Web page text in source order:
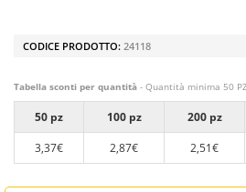
CODICE PRODOTTO: 24118
Tabella sconti per quantità - Quantità minima 50
50 pz 100 pz 200 pz
3,37€
2,87€ 2,51€